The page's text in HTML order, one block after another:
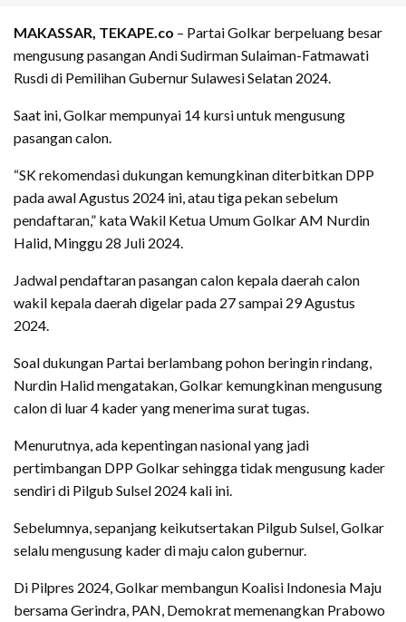
MAKASSAR, TEKAPE.co – Partai Golkar berpeluang besar
mengusung pasangan Andi Sudirman Sulaiman-Fatmawati
Rusdi di Pemilihan Gubernur Sulawesi Selatan 2024.
Saat ini, Golkar mempunyai 14 kursi untuk mengusung
pasangan calon.
“SK rekomendasi dukungan kemungkinan diterbitkan DPP
pada awal Agustus 2024 ini, atau tiga pekan sebelum
pendaftaran,” kata Wakil Ketua Umum Golkar AM Nurdin
Halid, Minggu 28 Juli 2024.
Jadwal pendaftaran pasangan calon kepala daerah calon
wakil kepala daerah digelar pada 27 sampai 29 Agustus
2024.
Soal dukungan Partai berlambang pohon beringin rindang,
Nurdin Halid mengatakan, Golkar kemungkinan mengusung
calon di luar 4 kader yang menerima surat tugas.
Menurutnya, ada kepentingan nasional yang jadi
pertimbangan DPP Golkar sehingga tidak mengusung kader
sendiri di Pilgub Sulsel 2024 kali ini.
Sebelumnya, sepanjang keikutsertakan Pilgub Sulsel, Golkar
selalu mengusung kader di maju calon gubernur.
Di Pilpres 2024, Golkar membangun Koalisi Indonesia Maju
bersama Gerindra, PAN, Demokrat memenangkan Prabowo